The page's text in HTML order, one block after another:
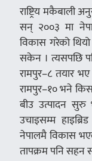
राष्ट्रिय मकैबाली
सन् २००३ मा
विकास गरेको
सकेन । त्यसपछि
रामपुर–८ तयार
रामपुर–१० भने
बीउ उत्पादन सुरु
उचाइसम्म
नेपालमै विकास
तापक्रम पनि सहन